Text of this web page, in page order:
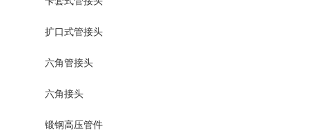
扩口式管接头
六角管接头
六角接头
锻钢高压管件